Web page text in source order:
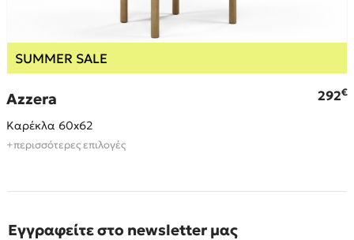
SUMMER SALE
Azzera 292€
Καρέκλα 60x62
+περισσότερες επιλογές
Εγγραφείτε στο newsletter μας